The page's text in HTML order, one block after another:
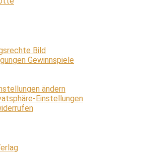
Bild
Gewinnspiele
ändern
Einstellungen